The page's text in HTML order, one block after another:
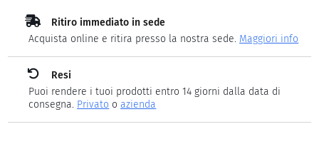
Ritiro immediato in sede
Acquista online e ritira presso la nostra sede. Maggiori info
Resi
Puoi rendere i tuoi prodotti entro 14 giorni dalla data di
consegna. Privato oazienda